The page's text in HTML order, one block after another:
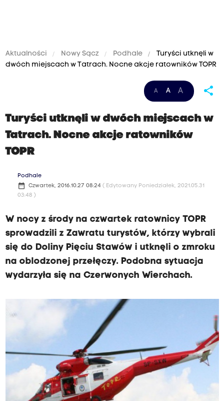
Aktualności Nowy Sącz Podhale
Turyści utknęli w
dwóch miejscach w Tatrach. Nocne akcje ratowników TOPR
A A A share
Turyści utknęli w dwóch miejscach w
Tatrach. Nocne akcje ratowników
TOPR
Podhale
date_range Czwartek, 2016.10.27 08:24 ( Edytowany Poniedziałek, 2021.05.31
03:48 )
W nocy z środy na czwartek ratownicy TOPR
sprowadzili z Zawratu turystów, którzy wybrali
się do Doliny Pięciu Stawów i utknęli o zmroku
na oblodzonej przełęczy. Podobna sytuacja
wydarzyła się na Czerwonych Wierchach.